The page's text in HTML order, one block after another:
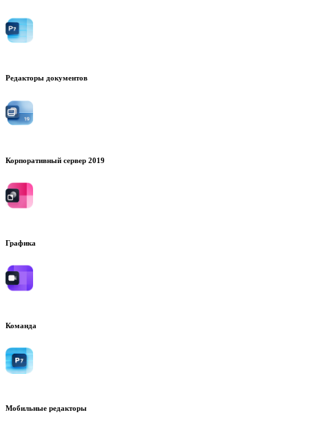
Редакторы документов
Корпоративный сервер 2019
Графика
Команда
Мобильные редакторы